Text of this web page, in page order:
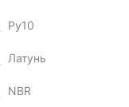
Ру10
Латунь
NBR